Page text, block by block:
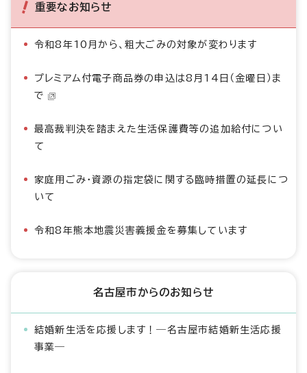
重要なお知らせ
令和8年10月から、粗大ごみの対象が変わります
プレミアム付電子商品券の申込は8月14日（金曜日）ま
で
最高裁判決を踏まえた生活保護費等の追加給付につい
て
家庭用ごみ・資源の指定袋に関する臨時措置の延長につ
いて
令和8年熊本地震災害義援金を募集しています
名古屋市からのお知らせ
結婚新生活を応援します！―名古屋市結婚新生活応援
事業―